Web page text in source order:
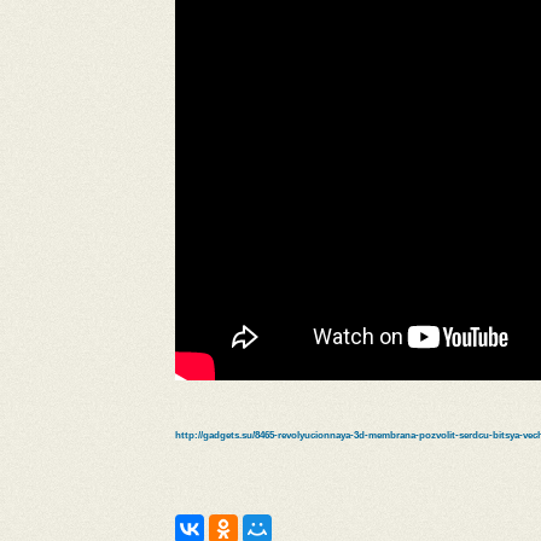
http://gadgets.su/8465-revolyucionnaya-3d-membrana-pozvolit-serdcu-bitsya-